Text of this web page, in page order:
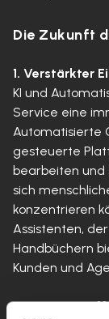
Die Zukunft
1. Verstärkter
KI und
Service eine
Automatisierte
gesteuerte
bearbeiten und
sich
konzentrieren
Assistenten,
Handbüchern
Kunden und
2. Datenzugriff